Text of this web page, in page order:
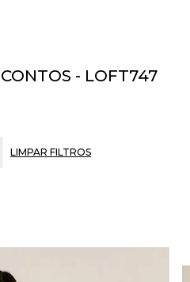
- LOFT747
LIMPAR FILTROS